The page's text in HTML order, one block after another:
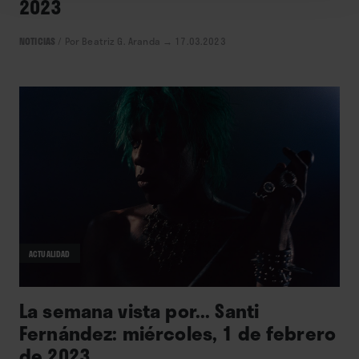
2023
NOTICIAS Por Beatriz G. Aranda → 17.03.2023
ACTUALIDAD
La semana vista por... Santi
Fernández: miércoles, 1 de febrero